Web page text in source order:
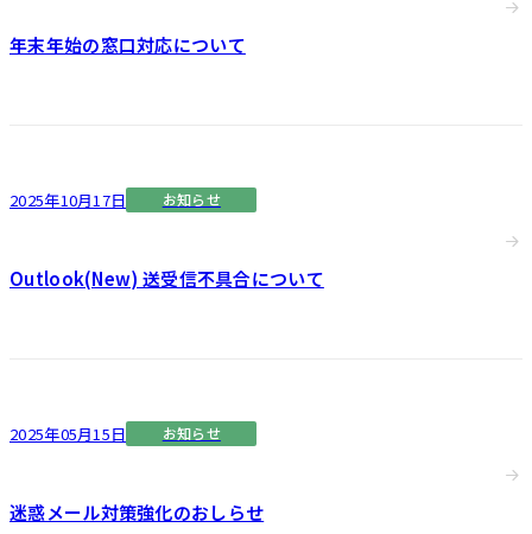
年末年始の窓口対応について
2025年10月17日 お知らせ
Outlook(New) 送受信不具合について
2025年05月15日 お知らせ
迷惑メール対策強化のおしらせ